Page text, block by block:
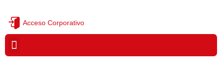
Acceso Corporativo